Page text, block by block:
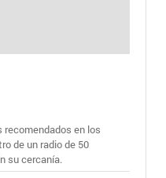
recomendados en los
de un radio de 50
su cercanía.